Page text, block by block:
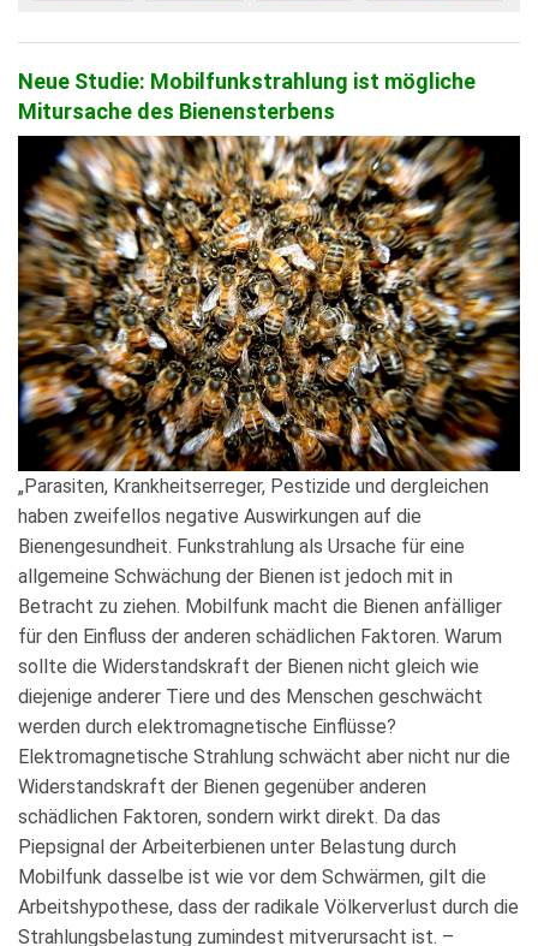
Neue Studie: Mobilfunkstrahlung ist mögliche
Mitursache des Bienensterbens
„Parasiten, Krankheitserreger, Pestizide und dergleichen
haben zweifellos negative Auswirkungen auf die
Bienengesundheit. Funkstrahlung als Ursache für eine
allgemeine Schwächung der Bienen ist jedoch mit in
Betracht zu ziehen. Mobilfunk macht die Bienen anfälliger
für den Einfluss der anderen schädlichen Faktoren. Warum
sollte die Widerstandskraft der Bienen nicht gleich wie
diejenige anderer Tiere und des Menschen geschwächt
werden durch elektromagnetische Einflüsse?
Elektromagnetische Strahlung schwächt aber nicht nur die
Widerstandskraft der Bienen gegenüber anderen
schädlichen Faktoren, sondern wirkt direkt. Da das
Piepsignal der Arbeiterbienen unter Belastung durch
Mobilfunk dasselbe ist wie vor dem Schwärmen, gilt die
Arbeitshypothese, dass der radikale Völkerverlust durch die
Strahlungsbelastung zumindest mitverursacht ist. –